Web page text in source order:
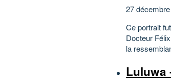
27
Ce portrait
Docteur
la
Luluwa